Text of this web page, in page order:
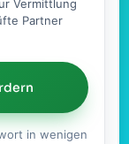
Vermittlung
Partner
in wenigen